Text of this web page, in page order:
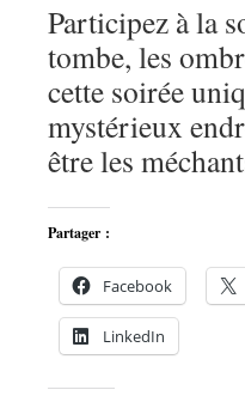
Participez à la
tombe, les
cette soirée
mystérieux
être les
Partager :
Facebook
LinkedIn